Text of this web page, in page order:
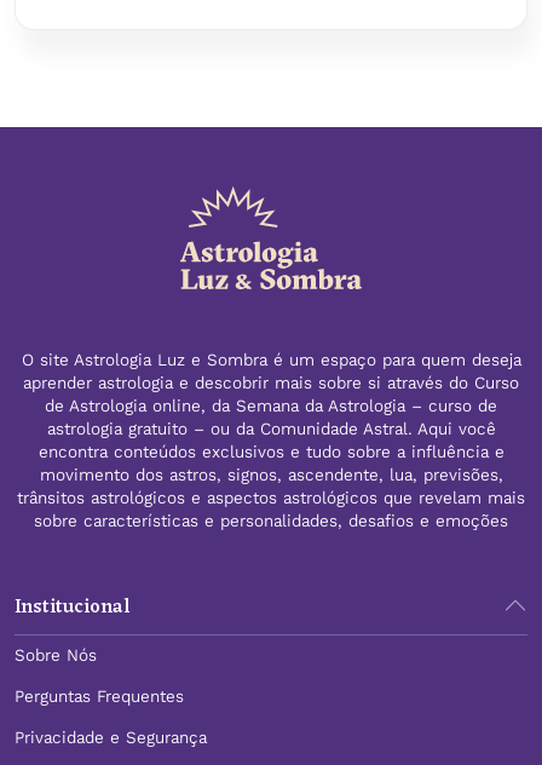
O site Astrologia Luz e Sombra é um espaço para quem deseja
aprender astrologia e descobrir mais sobre si através do Curso
de Astrologia online, da Semana da Astrologia – curso de
astrologia gratuito – ou da Comunidade Astral. Aqui você
encontra conteúdos exclusivos e tudo sobre a influência e
movimento dos astros, signos, ascendente, lua, previsões,
trânsitos astrológicos e aspectos astrológicos que revelam mais
sobre características e personalidades, desafios e emoções
Institucional
Sobre Nós
Perguntas Frequentes
Privacidade e Segurança